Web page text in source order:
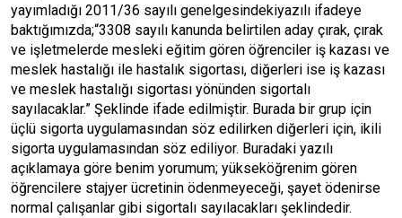
yayımladığı 2011/36 sayılı genelgesindekiyazılı ifadeye
baktığımızda;“3308 sayılı kanunda belirtilen aday çırak, çırak
ve işletmelerde mesleki eğitim gören öğrenciler iş kazası ve
meslek hastalığı ile hastalık sigortası, diğerleri ise iş kazası
ve meslek hastalığı sigortası yönünden sigortalı
sayılacaklar.” Şeklinde ifade edilmiştir. Burada bir grup için
üçlü sigorta uygulamasından söz edilirken diğerleri için, ikili
sigorta uygulamasından söz ediliyor. Buradaki yazılı
açıklamaya göre benim yorumum; yükseköğrenim gören
öğrencilere stajyer ücretinin ödenmeyeceği, şayet ödenirse
normal çalışanlar gibi sigortalı sayılacakları şeklindedir.